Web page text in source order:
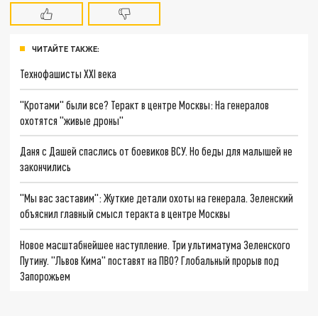
ЧИТАЙТЕ ТАКЖЕ:
Технофашисты XXI века
"Кротами" были все? Теракт в центре Москвы: На генералов
охотятся "живые дроны"
Даня с Дашей спаслись от боевиков ВСУ. Но беды для малышей не
закончились
"Мы вас заставим": Жуткие детали охоты на генерала. Зеленский
объяснил главный смысл теракта в центре Москвы
Новое масштабнейшее наступление. Три ультиматума Зеленского
Путину. "Львов Кима" поставят на ПВО? Глобальный прорыв под
Запорожьем